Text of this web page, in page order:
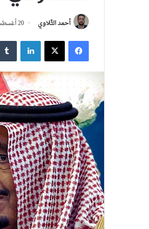
أحمد التَّلاوي 20 أغسطس 2016
فيسبوك ‫X لينكدإن